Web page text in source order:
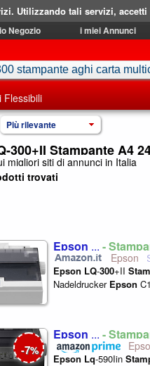
Negozio i miei Annunci
Flessibili
Più rilevante
300+II Stampante A4
migliori siti di annunci in Italia
trovati
Epson ... -
Epson
Epson LQ-300+II
Nadeldrucker Epson
-7%
Epson ... -
Epson Lq-590Iin
Utilizzando tali servizi,